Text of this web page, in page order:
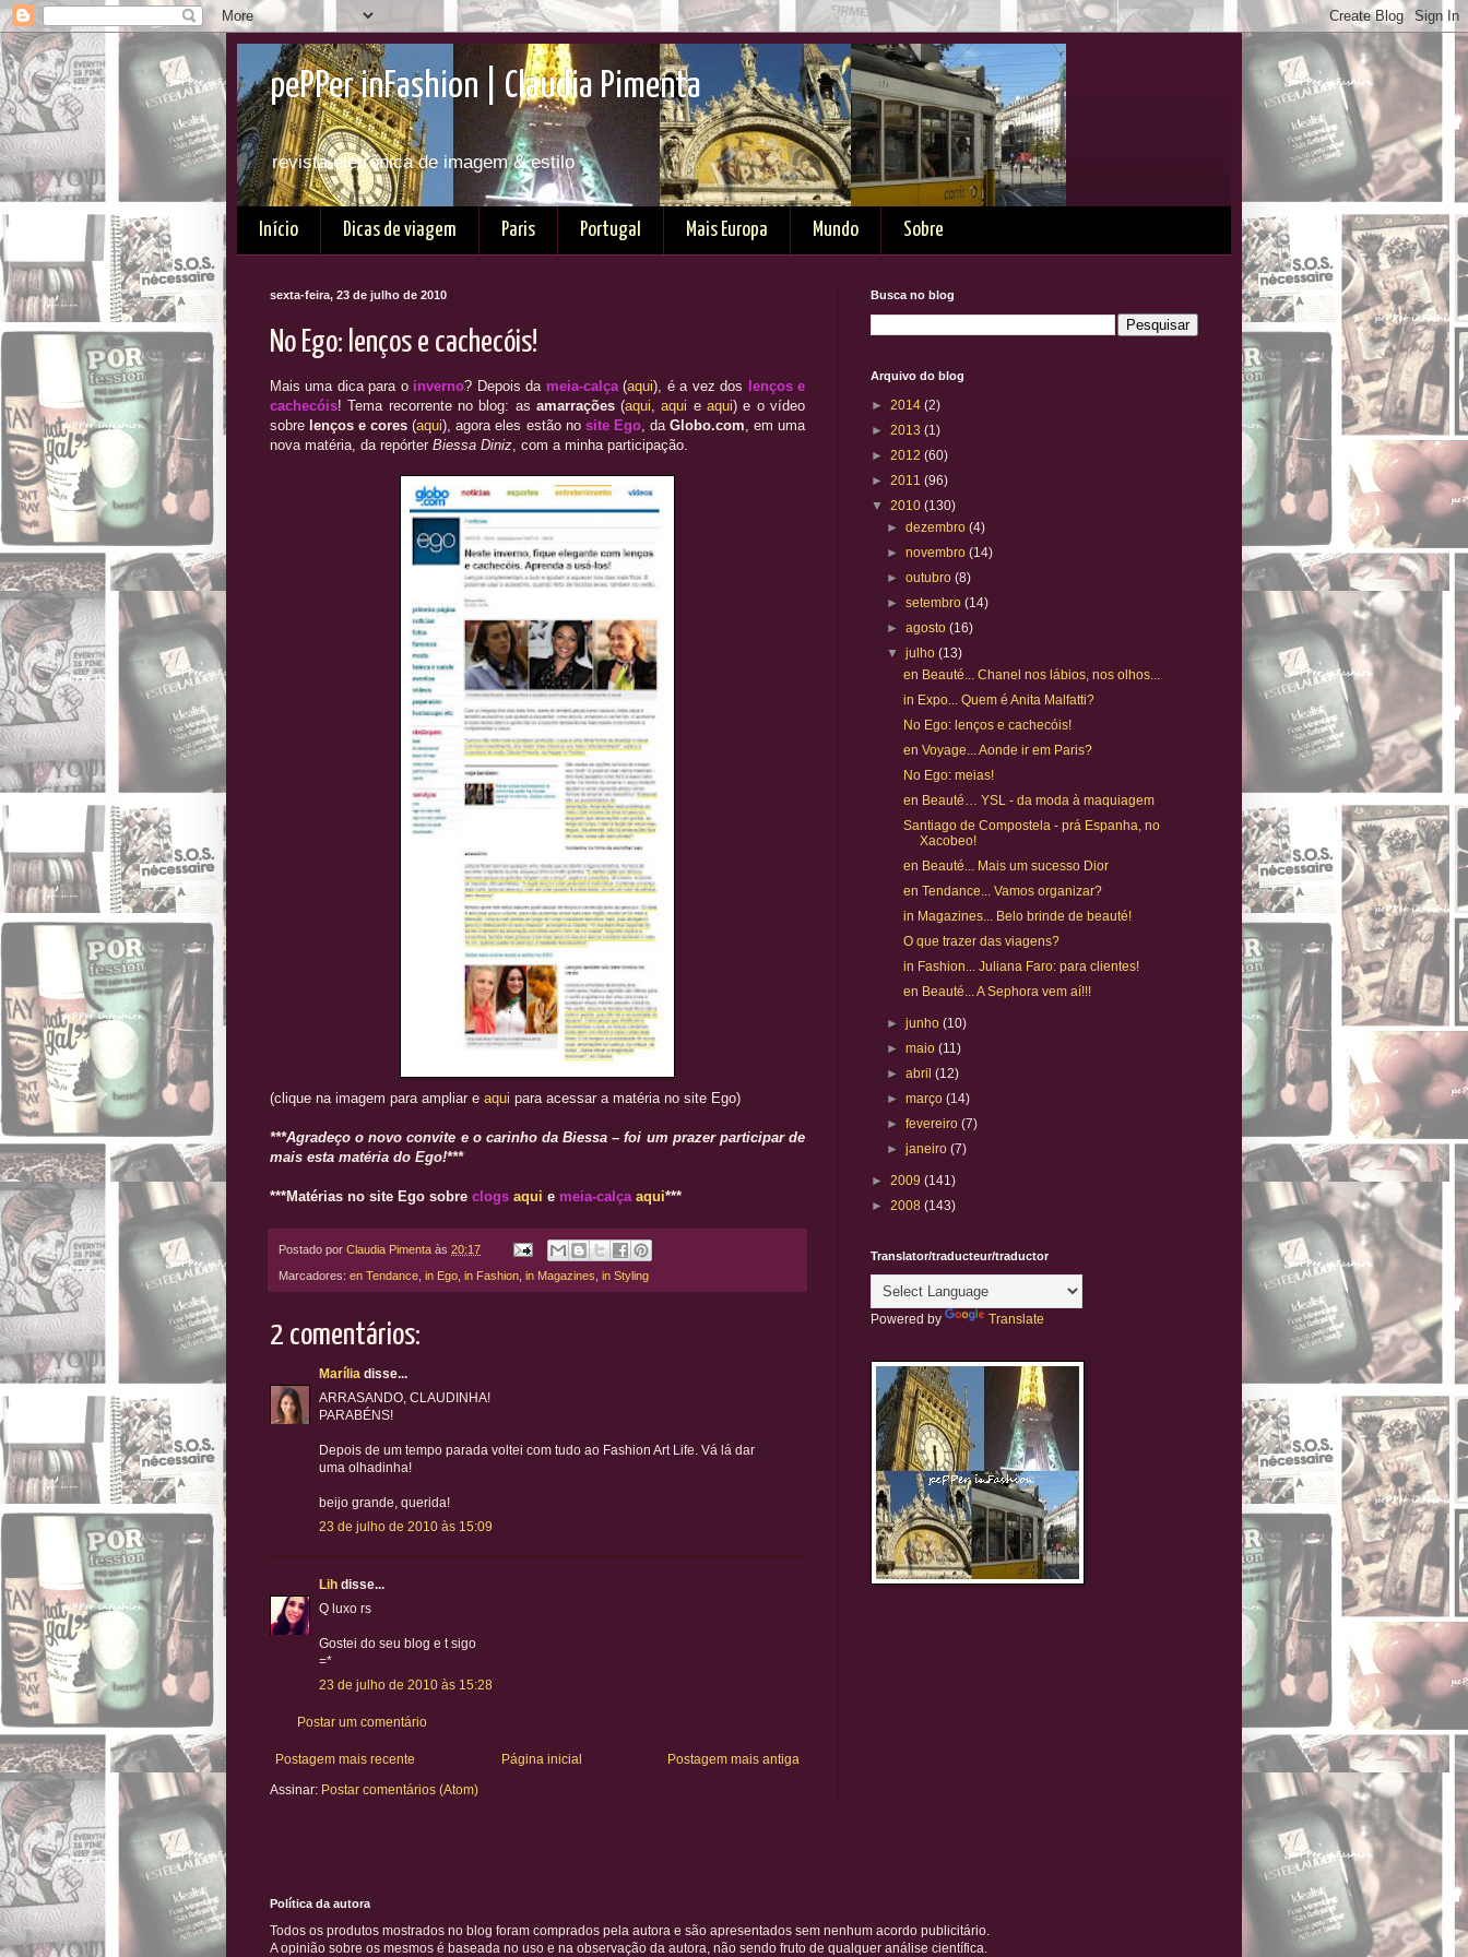
pePPer inFashion | Claudia Pimenta
revista eletrônica de imagem & estilo
Início Dicas de viagem Paris Portugal Mais Europa Mundo Sobre
sexta-feira, 23 de julho de 2010
No Ego: lenços e cachecóis!
Mais uma dica para o inverno? Depois da meia-calça(aqui), é a vez dos lenços e
cachecóis! Tema recorrente no blog: as amarrações(aqui ,aqui eaqui) e o vídeo
sobre lenços e cores(aqui), agora eles estão no site Ego, da Globo.com , em uma
nova matéria, da repórter Biessa Diniz , com a minha participação.
(clique na imagem para ampliar e aqui para acessar a matéria no site Ego)
***Agradeço o novo convite e o carinho da Biessa – foi um prazer participar de
mais esta matéria do Ego!***
***Matérias no site Ego sobre clogs aqui e meia-calça aqui***
Postado por Claudia Pimenta às 20:17
Marcadores: en Tendance in Ego in Fashion in Magazines in Styling
2 comentários:
Marília disse...
ARRASANDO, CLAUDINHA!
PARABÉNS!
Depois de um tempo parada voltei com tudo ao Fashion Art Life. Vá lá dar
uma olhadinha!
beijo grande, querida!
23 de julho de 2010 às 15:09
Lih disse...
Q luxo rs
Gostei do seu blog e t sigo
=*
23 de julho de 2010 às 15:28
Postar um comentário
Postagem mais recente Postagem mais antiga
Página inicial
Assinar: Postar comentários (Atom)
Busca no blog
Arquivo do blog
► 2014 (2)
► 2013 (1)
► 2012 (60)
► 2011 (96)
▼ 2010 (130)
►dezembro(4)
►novembro(14)
►outubro(8)
►setembro(14)
►agosto(16)
▼julho(13)
en Beauté... Chanel nos lábios, nos olhos...
in Expo... Quem é Anita Malfatti?
No Ego: lenços e cachecóis!
en Voyage... Aonde ir em Paris?
No Ego: meias!
en Beauté… YSL - da moda à maquiagem
Santiago de Compostela - prá Espanha, no
Xacobeo!
en Beauté... Mais um sucesso Dior
en Tendance... Vamos organizar?
in Magazines... Belo brinde de beauté!
O que trazer das viagens?
in Fashion... Juliana Faro: para clientes!
en Beauté... A Sephora vem aí!!!
►junho(10)
►maio(11)
►abril(12)
►março(14)
►fevereiro(7)
►janeiro(7)
► 2009 (141)
► 2008 (143)
Translator/traducteur/traductor
Powered by Translate
Política da autora
Todos os produtos mostrados no blog foram comprados pela autora e são apresentados sem nenhum acordo publicitário.
A opinião sobre os mesmos é baseada no uso e na observação da autora, não sendo fruto de qualquer análise científica.